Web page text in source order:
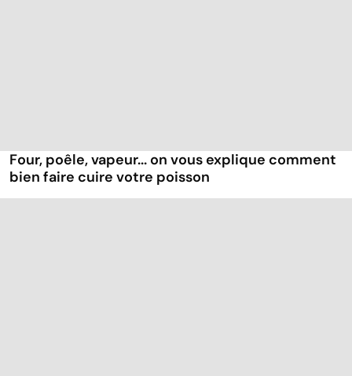
Four, poêle, vapeur... on vous explique comment
bien faire cuire votre poisson